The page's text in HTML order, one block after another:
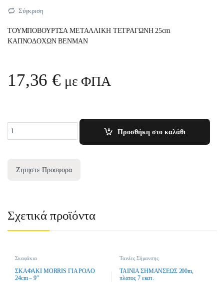
Σύγκριση
ΤΟΥΜΠΟΒΟΥΡΤΣΑ ΜΕΤΑΛΛΙΚΗ ΤΕΤΡΑΓΩΝΗ 25cm
ΚΑΠΝΟΔΟΧΩΝ BENMAN
17,36€ με ΦΠΑ
Προσθήκη στο καλάθι
Ζητηστε Προσφορα
Σχετικά προϊόντα
Σκαφάκια
ΣΚΑΦΑΚΙ MORRIS ΓΙΑ ΡΟΛΟ
24cm – 9″
Ταινίες Σήμανσης
ΤΑΙΝΙΑ ΣΗΜΑΝΣΕΩΣ 200m,
πλατος 7 εκατ.